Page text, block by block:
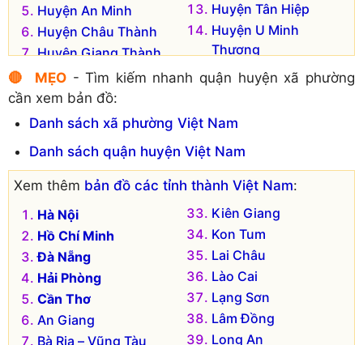
Huyện An Minh
Huyện Châu Thành
Huyện Giang Thành
Huyện Giồng Riềng
Huyện Tân Hiệp
Huyện U Minh
Thượng
Huyện Vĩnh Thuận
🔴 MẸO- Tìm kiếm nhanh quận huyện xã phường
cần xem bản đồ:
Danh sách xã phường Việt Nam
Danh sách quận huyện Việt Nam
Xem thêm bản đồ các tỉnh thành Việt Nam:
Hà Nội
Hồ Chí Minh
Đà Nẵng
Hải Phòng
Cần Thơ
An Giang
Bà Rịa – Vũng Tàu
Kiên Giang
Kon Tum
Lai Châu
Lào Cai
Lạng Sơn
Lâm Đồng
Long An